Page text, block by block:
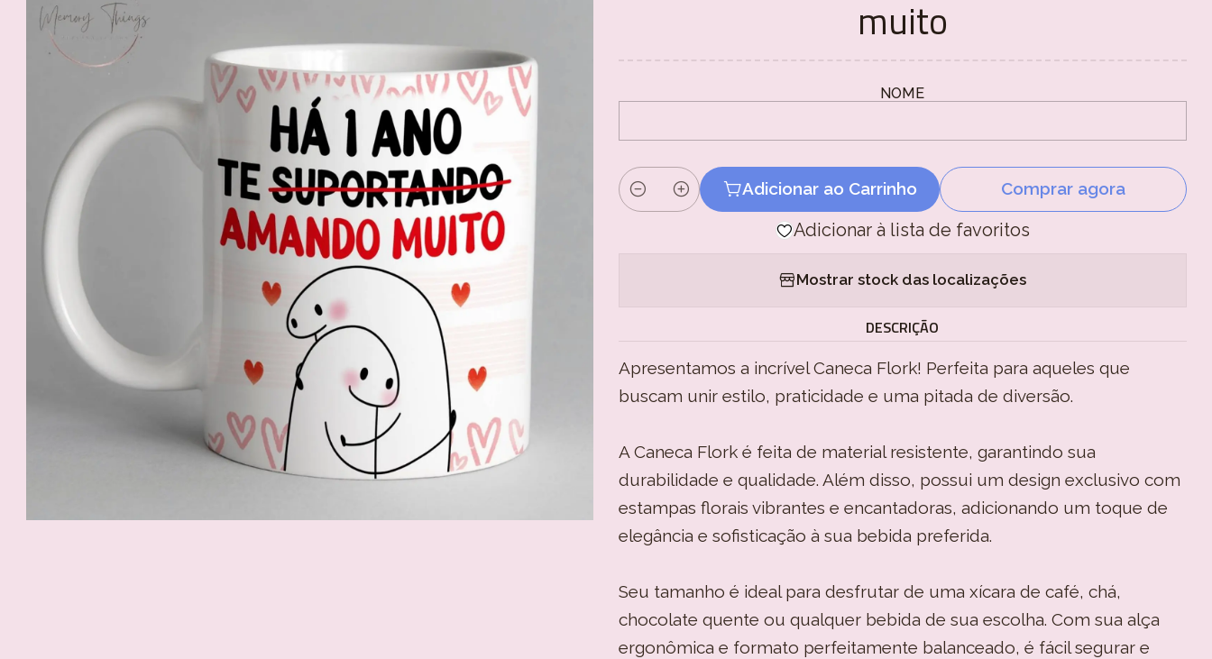
muito
NOME
Quantidade
Adicionar ao Carrinho Comprar agora
Adicionar à lista de favoritos
Mostrar stock das localizações
DESCRIÇÃO
Apresentamos a incrível Caneca Flork! Perfeita para aqueles que
buscam unir estilo, praticidade e uma pitada de diversão.
A Caneca Flork é feita de material resistente, garantindo sua
durabilidade e qualidade. Além disso, possui um design exclusivo com
estampas florais vibrantes e encantadoras, adicionando um toque de
elegância e sofisticação à sua bebida preferida.
Seu tamanho é ideal para desfrutar de uma xícara de café, chá,
chocolate quente ou qualquer bebida de sua escolha. Com sua alça
ergonômica e formato perfeitamente balanceado, é fácil segurar e